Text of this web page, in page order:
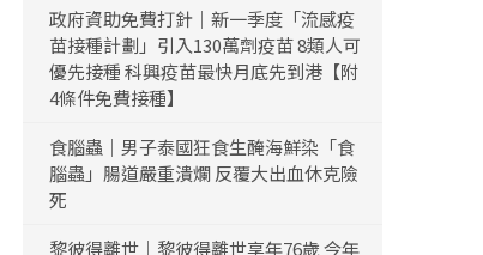
政府資助免費打針｜新一季度「流感疫
苗接種計劃」引入130萬劑疫苗 8類人可
優先接種 科興疫苗最快月底先到港【附
4條件免費接種】
食腦蟲｜男子泰國狂食生醃海鮮染「食
腦蟲」腸道嚴重潰爛 反覆大出血休克險
死
黎彼得離世｜黎彼得離世享年76歲 今年